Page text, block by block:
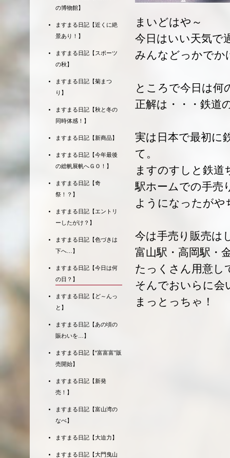
まいどはや～
今日はいい天気で
みんなどっかでか
ところで今日は何
正解は・・・鉄道
実は日本で最初に
て。
ますのすしと鉄道
駅ホームでの手売
ようになったがや
今は手売り販売は
富山駅・高岡駅・
たっくさん用意し
そんでおいらに会
まっとっちゃ！
の博物館】
ますまる日記【近くに絶
景あり！】
ますまる日記【スポーツ
の秋】
ますまる日記【菊まつ
り】
ますまる日記【秋と冬の
同時体感！】
ますまる日記【新商品】
ますまる日記【今年最後
の総帆展帆へＧＯ！】
ますまる日記【奇
祭！？】
ますまる日記【エントリ
ーしたがけ？】
ますまる日記【色づきは
下へ…】
ますまる日記【今日は何
の日？】
ますまる日記【ど～んっ
と】
ますまる日記【あの頃の
賑わいを…】
ますまる日記【“富富富”販
売開始】
ますまる日記【新発
売！】
ますまる日記【富山湾の
なべ】
ますまる日記【大迫力】
ますまる日記【大門曳山